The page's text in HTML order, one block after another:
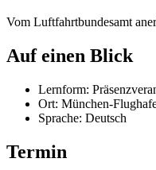
Vom Luftfahrtbundesamt
Auf einen Blick
Lernform:
Ort: München-
Sprache: Deutsch
Termin